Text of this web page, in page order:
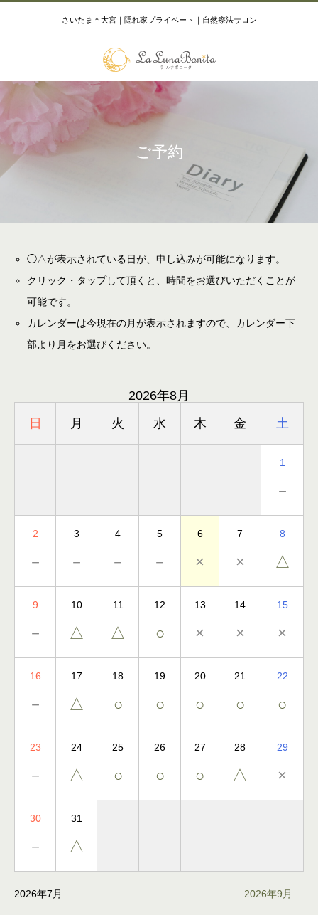
さいたま＊大宮｜隠れ家プライベート｜自然療法サロン
ご予約
◯△が表示されている日が、申し込みが可能になります。
クリック・タップして頂くと、時間をお選びいただくことが
可能です。
カレンダーは今現在の月が表示されますので、カレンダー下
部より月をお選びください。
2026年8月
日
月 火 水 木 金 土
1
－
2
－
3
－
4
－
5
－
6
×
7
×
8
△
9
－
10
△
11
△
12
○
13
×
14
×
15
×
16
－
17
△
18
○
19
○
20
○
21
○
22
○
23
－
24
△
25
○
26
○
27
○
28
△
29
×
30
－
31
△
2026年7月 2026年9月